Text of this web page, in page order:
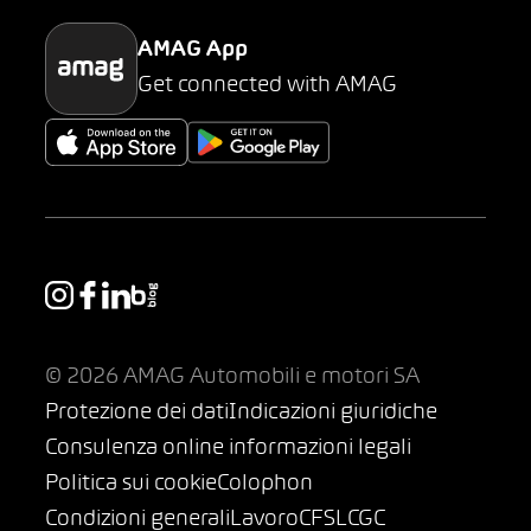
AMAG App
Get connected with AMAG
© 2026 AMAG Automobili e motori SA
Protezione dei datiIndicazioni giuridiche
Consulenza online informazioni legali
Politica sui cookieColophon
Condizioni generaliLavoroCFSLCGC